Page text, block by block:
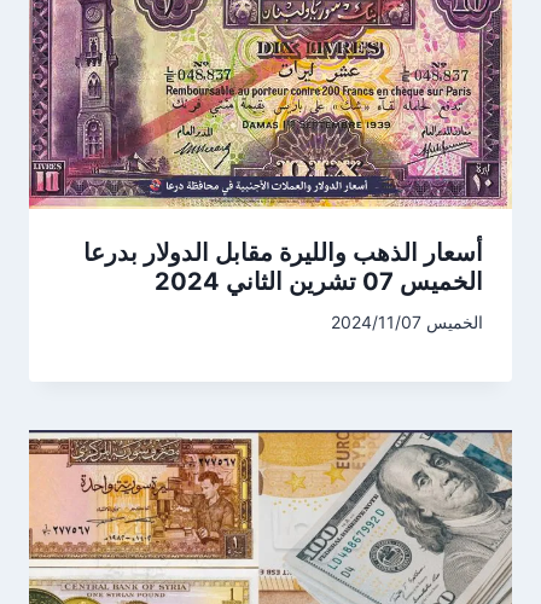
أسعار الذهب والليرة مقابل الدولار بدرعا
الخميس 07 تشرين الثاني 2024
الخميس 2024/11/07